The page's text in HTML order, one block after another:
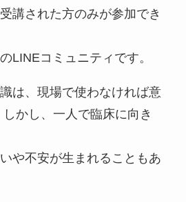
講された方のみが参加でき
LINEコミュニティです。
は、現場で使わなければ意
かし、一人で臨床に向き
や不安が生まれることもあ